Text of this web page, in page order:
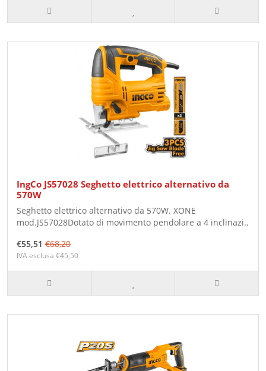
IngCo JS57028 Seghetto elettrico alternativo da
570W
Seghetto elettrico alternativo da 570W. XONE
mod.JS57028Dotato di movimento pendolare a 4 inclinazi..
€55,51 €68,20
IVA esclusa €45,50